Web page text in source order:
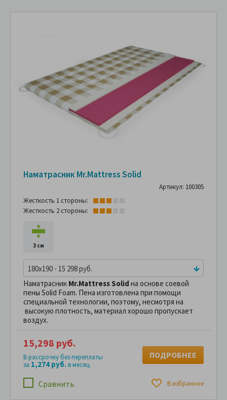
Наматрасник Mr.Mattress Solid
Артикул: 100305
Жесткость 1 стороны:
Жесткость 2 стороны:
3 см
180x190 - 15 298 руб.
Наматрасник Mr.Mattress Solid на основе соевой
пены Solid Foam. Пена изготовлена при помощи
специальной технологии, поэтому, несмотря на
высокую плотность, материал хорошо пропускает
воздух.
Сравнить В избранное
15,298 руб.
В рассрочку без переплаты
за 1,274 руб.в месяц
ПОДРОБНЕЕ